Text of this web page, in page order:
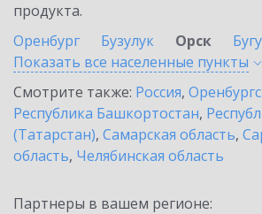
продукта.
Оренбург
Бузулук Орск
Показать все населенные пункты
Смотрите также: Россия,
Республика Башкортостан,
(Татарстан), Самарская область,
область, Челябинская область
Партнеры в вашем регионе: